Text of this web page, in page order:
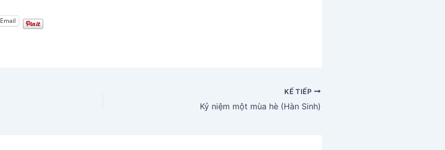
Email
KẾ TIẾP
Kỷ niệm một mùa hè (Hàn Sinh)